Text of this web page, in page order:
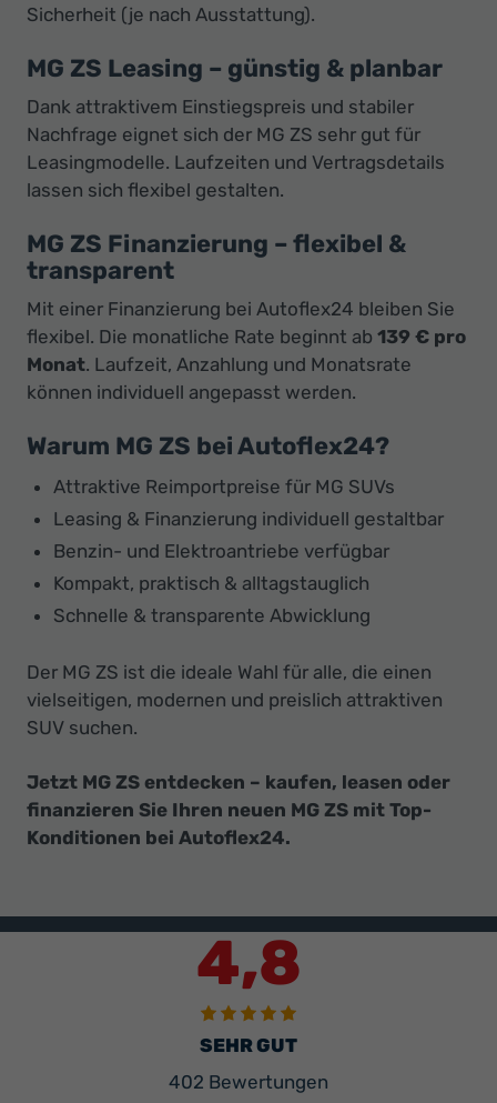
Sicherheit (je nach Ausstattung).
MG ZS Leasing – günstig & planbar
Dank attraktivem Einstiegspreis und stabiler
Nachfrage eignet sich der MG ZS sehr gut für
Leasingmodelle. Laufzeiten und Vertragsdetails
lassen sich flexibel gestalten.
MG ZS Finanzierung – flexibel &
transparent
Mit einer Finanzierung bei Autoflex24 bleiben Sie
flexibel. Die monatliche Rate beginnt ab 139 € pro
Monat. Laufzeit, Anzahlung und Monatsrate
können individuell angepasst werden.
Warum MG ZS bei Autoflex24?
Attraktive Reimportpreise für MG SUVs
Leasing & Finanzierung individuell gestaltbar
Benzin- und Elektroantriebe verfügbar
Kompakt, praktisch & alltagstauglich
Schnelle & transparente Abwicklung
Der MG ZS ist die ideale Wahl für alle, die einen
vielseitigen, modernen und preislich attraktiven
SUV suchen.
Jetzt MG ZS entdecken – kaufen, leasen oder
finanzieren Sie Ihren neuen MG ZS mit Top-
Konditionen bei Autoflex24.
4,8
SEHR GUT
402 Bewertungen